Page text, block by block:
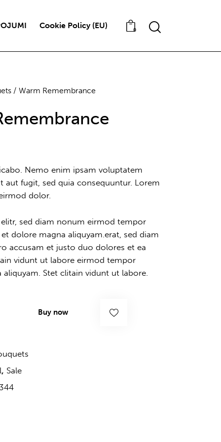
Cookie Policy (EU) 0
Warm Remembrance
Nemo enim ipsam voluptatem
aut fugit, sed quia consequuntur. Lorem
dolor.
sed diam nonum eirmod tempor
dolore magna aliquyam.erat, sed diam
accusam et justo duo dolores et ea
vidunt ut labore eirmod tempor
Stet clitain vidunt ut labore.
Buy now
, Sale